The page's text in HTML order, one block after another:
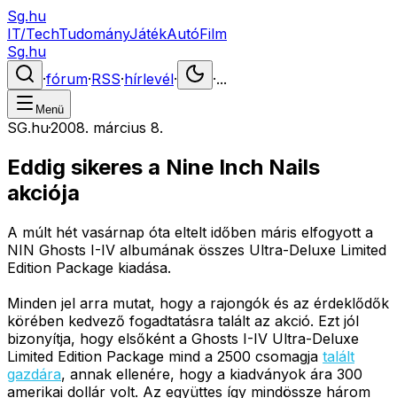
Sg.hu
IT/TechTudományJátékAutóFilm
Sg.hu
·fórum·RSS·hírlevél· ·...
Menü
SG.hu·2008. március 8.
Eddig sikeres a Nine Inch Nails
akciója
A múlt hét vasárnap óta eltelt időben máris elfogyott a
NIN Ghosts I-IV albumának összes Ultra-Deluxe Limited
Edition Package kiadása.
Minden jel arra mutat, hogy a rajongók és az érdeklődők
körében kedvező fogadtatásra talált az akció. Ezt jól
bizonyítja, hogy elsőként a Ghosts I-IV Ultra-Deluxe
Limited Edition Package mind a 2500 csomagja talált
gazdára, annak ellenére, hogy a kiadványok ára 300
amerikai dollár volt. Az együttes így mindössze három